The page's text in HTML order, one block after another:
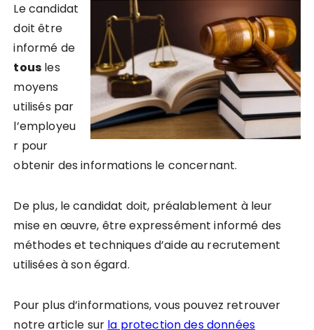
Le candidat
doit être
informé de
tous les
moyens
utilisés par
l’employeu
r pour
obtenir des informations le concernant.
De plus, le candidat doit, préalablement à leur
mise en œuvre, être expressément informé des
méthodes et techniques d’aide au recrutement
utilisées à son égard.
Pour plus d’informations, vous pouvez retrouver
notrearticle sur la protection des données